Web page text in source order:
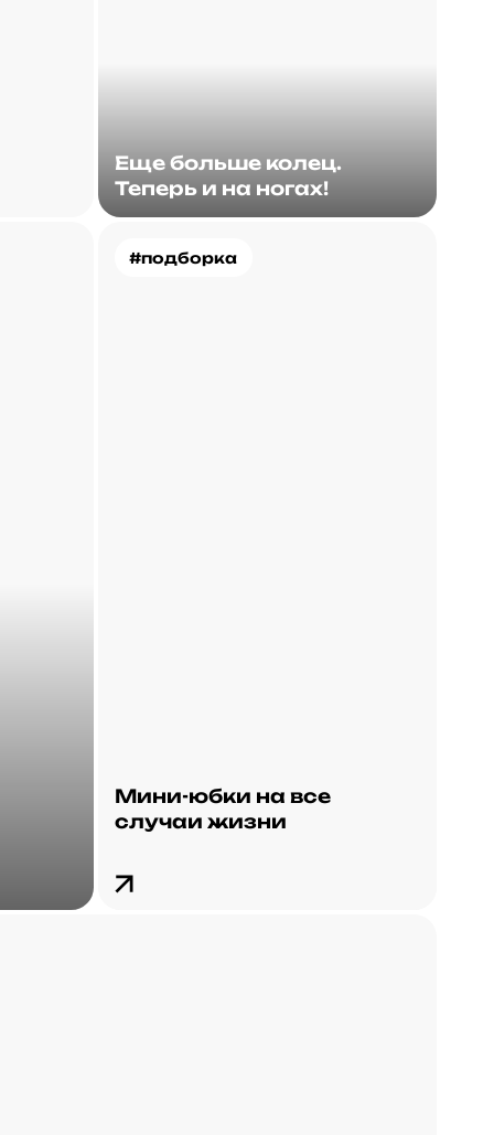
Еще больше колец.
Теперь и на ногах!
#подборка
Мини-юбки на все
случаи жизни